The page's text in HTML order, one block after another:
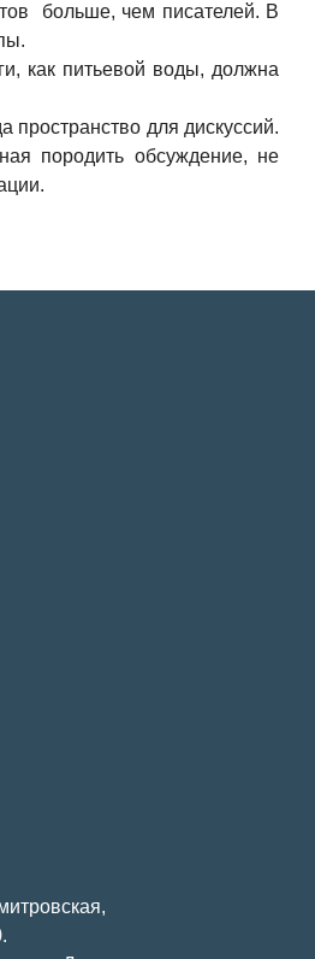
больше, чем писателей. В
как питьевой воды, должна
пространство для дискуссий.
породить обсуждение, не